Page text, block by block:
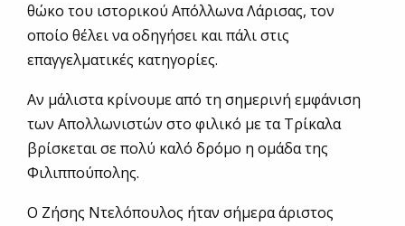
θώκο του ιστορικού Απόλλωνα Λάρισας, τον
οποίο θέλει να οδηγήσει και πάλι στις
επαγγελματικές κατηγορίες.
Αν μάλιστα κρίνουμε από τη σημερινή εμφάνιση
των Απολλωνιστών στο φιλικό με τα Τρίκαλα
βρίσκεται σε πολύ καλό δρόμο η ομάδα της
Φιλιππούπολης.
Ο Ζήσης Ντελόπουλος ήταν σήμερα άριστος